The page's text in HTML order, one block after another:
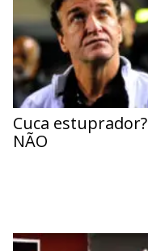
Cuca estuprador?
NÃO